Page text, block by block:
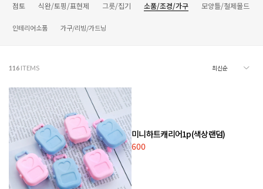
점토 식완/토핑/표현제 그릇/집기 소품/조경/가구 모양틀/철제몰드
인테리어소품 가구/리빙/가드닝
116 ITEMS
미니하트캐리어1p(색상랜덤)
600